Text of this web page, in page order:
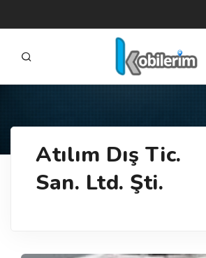
ÜRÜNLER
NASIL ÇALIŞIR?
Atılım Dış Tic.
San. Ltd. Şti.